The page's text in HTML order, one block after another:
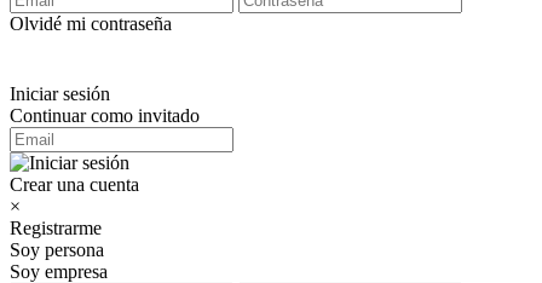
Olvidé mi contraseña
Iniciar sesión
Continuar como invitado
Crear una cuenta
×
Registrarme
Soy persona
Soy empresa